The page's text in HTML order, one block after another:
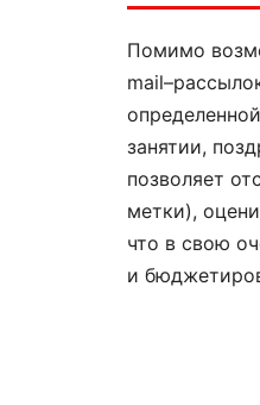
Помимо
занятии,
позволяет
метки),
что в свою
и